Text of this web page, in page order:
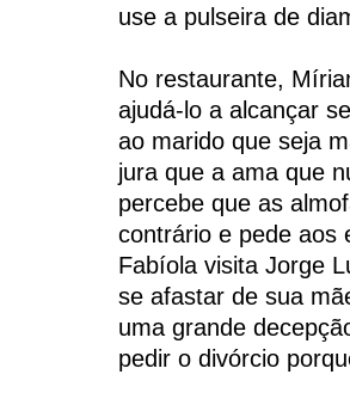
use a pulseira de
No restaurante,
ajudá-lo a alcançar
ao marido que seja
jura que a ama que
percebe que as
contrário e pede aos
Fabíola visita Jorge
se afastar de sua
uma grande
pedir o divórcio